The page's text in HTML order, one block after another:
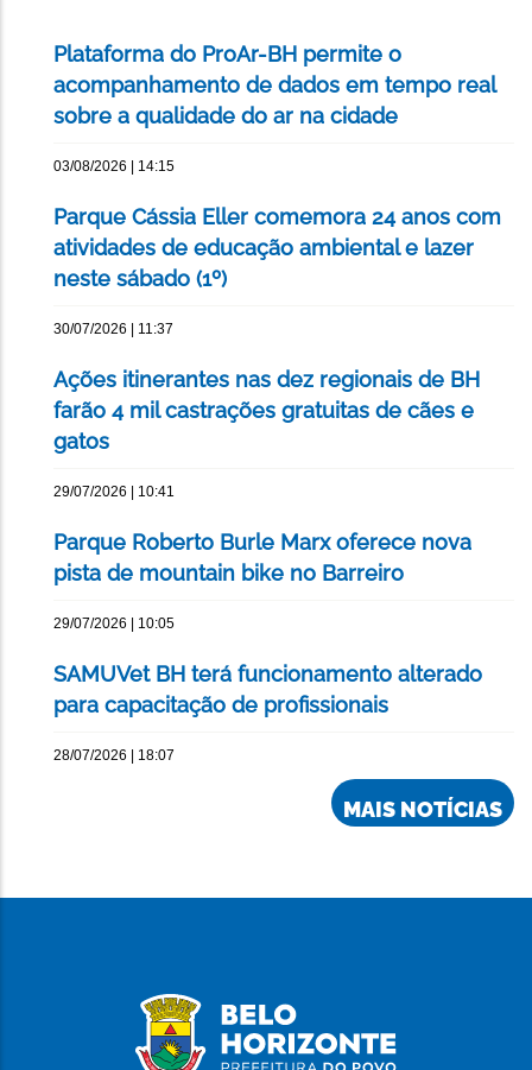
Plataforma do ProAr-BH permite o
acompanhamento de dados em tempo real
sobre a qualidade do ar na cidade
03/08/2026 | 14:15
Parque Cássia Eller comemora 24 anos com
atividades de educação ambiental e lazer
neste sábado (1º)
30/07/2026 | 11:37
Ações itinerantes nas dez regionais de BH
farão 4 mil castrações gratuitas de cães e
gatos
29/07/2026 | 10:41
Parque Roberto Burle Marx oferece nova
pista de mountain bike no Barreiro
29/07/2026 | 10:05
SAMUVet BH terá funcionamento alterado
para capacitação de profissionais
28/07/2026 | 18:07
MAIS NOTÍCIAS